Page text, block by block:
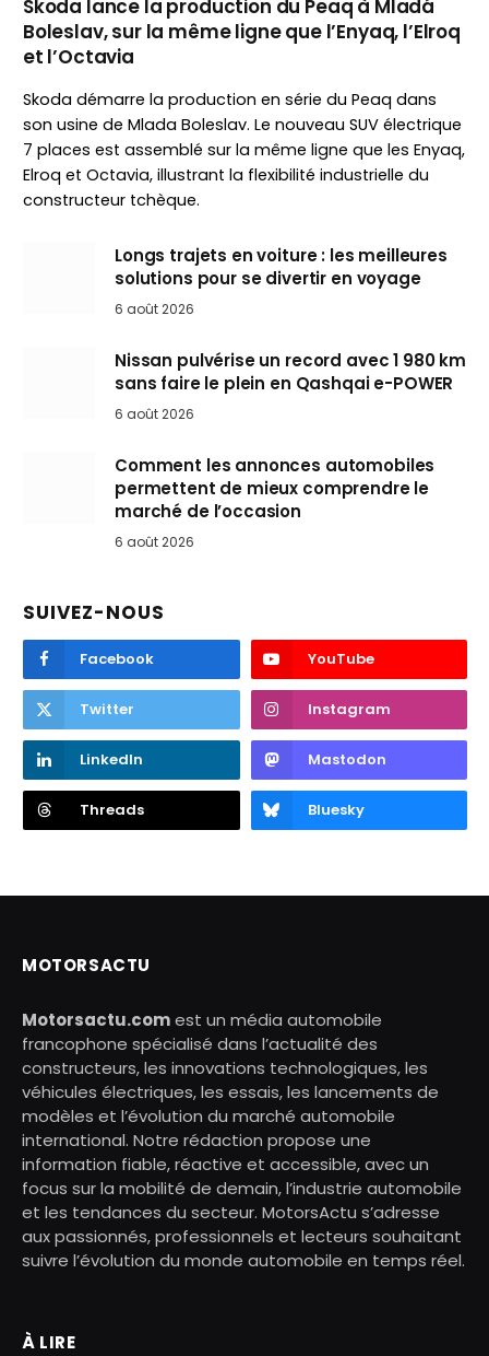
Skoda lance la production du Peaq à Mladá
Boleslav, sur la même ligne que l’Enyaq, l’Elroq
et l’Octavia
Skoda démarre la production en série du Peaq dans
son usine de Mlada Boleslav. Le nouveau SUV électrique
7 places est assemblé sur la même ligne que les Enyaq,
Elroq et Octavia, illustrant la flexibilité industrielle du
constructeur tchèque.
Longs trajets en voiture : les meilleures
solutions pour se divertir en voyage
6 août 2026
Nissan pulvérise un record avec 1 980 km
sans faire le plein en Qashqai e-POWER
6 août 2026
Comment les annonces automobiles
permettent de mieux comprendre le
marché de l’occasion
6 août 2026
SUIVEZ-NOUS
Facebook YouTube
Twitter Instagram
LinkedIn Mastodon
Threads Bluesky
MOTORSACTU
Motorsactu.comest un média automobile
francophone spécialisé dans l’actualité des
constructeurs, les innovations technologiques, les
véhicules électriques, les essais, les lancements de
modèles et l’évolution du marché automobile
international. Notre rédaction propose une
information fiable, réactive et accessible, avec un
focus sur la mobilité de demain, l’industrie automobile
et les tendances du secteur. MotorsActu s’adresse
aux passionnés, professionnels et lecteurs souhaitant
suivre l’évolution du monde automobile en temps réel.
À LIRE